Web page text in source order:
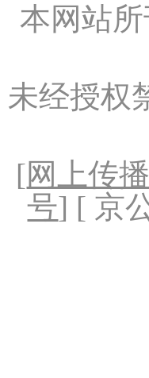
本网站
未经授权
[网上传
号] [ 京